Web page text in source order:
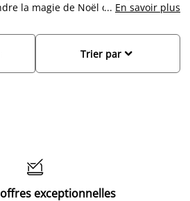
la magie de Noël chez vous ?
et sont placés à plusieurs
représentant l'une des décorations
les sur votre
... En savoir plus

Trier par

exceptionnelles